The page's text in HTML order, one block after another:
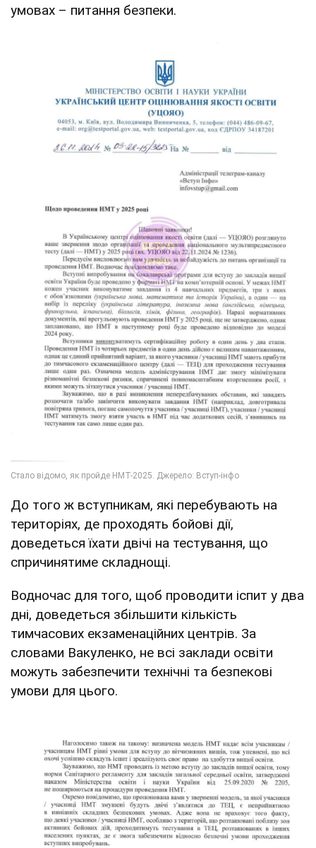
умовах – питання безпеки.
До того ж вступникам, які перебувають на
територіях, де проходять бойові дії,
доведеться їхати двічі на тестування, що
спричинятиме складнощі.
Водночас для того, щоб проводити іспит у два
дні, доведеться збільшити кількість
тимчасових екзаменаційних центрів. За
словами Вакуленко, не всі заклади освіти
можуть забезпечити технічні та безпекові
умови для цього.